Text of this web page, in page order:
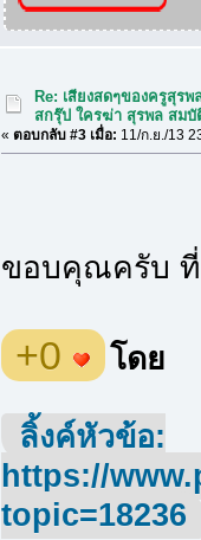
Re: เสียงสดๆของครูสุรพ
สกรุ๊ป ใครฆ่า สุรพล สมบั
« ตอบกลับ #3 เมื่อ: 11/ก.ย./13
ขอบคุณครับ ที่
+0 โดย
ลิ้งค์หัวข้อ:
https://
topic=18236